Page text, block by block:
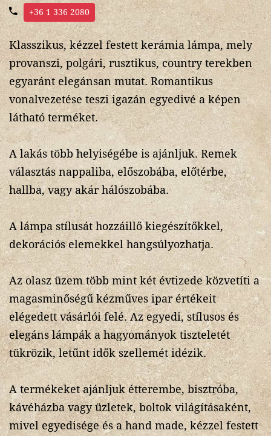
+36 1 336 2080
Klasszikus, kézzel festett kerámia lámpa, mely
provanszi, polgári, rusztikus, country terekben
egyaránt elegánsan mutat. Romantikus
vonalvezetése teszi igazán egyedivé a képen
látható terméket.
A lakás több helyiségébe is ajánljuk. Remek
választás nappaliba, előszobába, előtérbe,
hallba, vagy akár hálószobába.
A lámpa stílusát hozzáillő kiegészítőkkel,
dekorációs elemekkel hangsúlyozhatja.
Az olasz üzem több mint két évtizede közvetíti a
magasminőségű kézműves ipar értékeit
elégedett vásárlói felé. Az egyedi, stílusos és
elegáns lámpák a hagyományok tiszteletét
tükrözik, letűnt idők szellemét idézik.
A termékeket ajánljuk étterembe, bisztróba,
kávéházba vagy üzletek, boltok világításaként,
mivel egyedisége és a hand made, kézzel festett